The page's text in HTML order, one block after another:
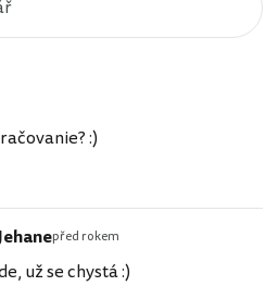
:)
před rokem
už se chystá :)